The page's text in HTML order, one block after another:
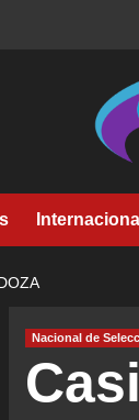
Nacional de